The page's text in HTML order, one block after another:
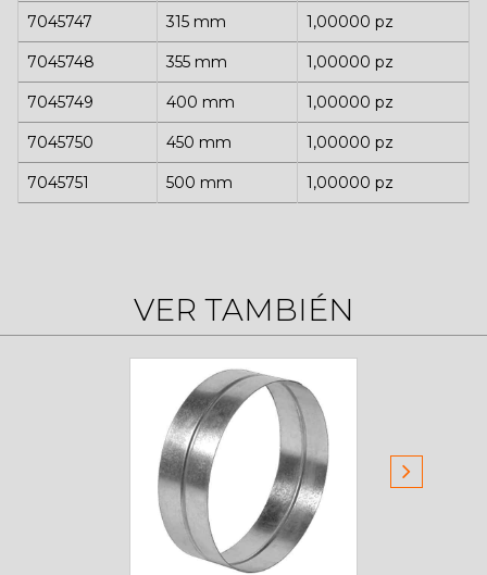
7045747 315 mm 1,00000 pz
7045748 355 mm 1,00000 pz
7045749 400 mm 1,00000 pz
7045750 450 mm 1,00000 pz
7045751 500 mm 1,00000 pz
VER TAMBIÉN